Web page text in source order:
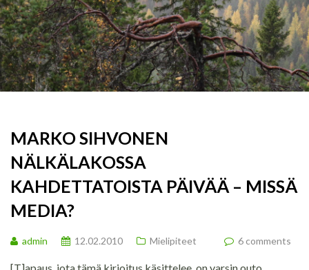
MARKO SIHVONEN
NÄLKÄLAKOSSA
KAHDETTATOISTA PÄIVÄÄ – MISSÄ
MEDIA?
admin 12.02.2010 Mielipiteet 6 comments